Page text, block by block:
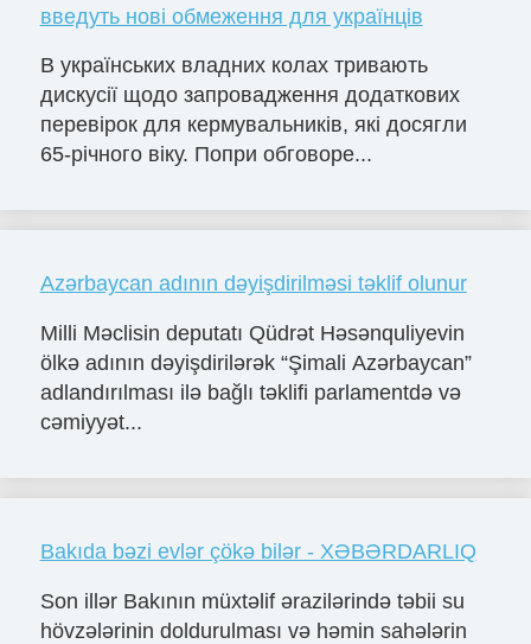
введуть нові обмеження для українців
В українських владних колах тривають
дискусії щодо запровадження додаткових
перевірок для кермувальників, які досягли
65-річного віку. Попри обговоре...
Azərbaycan adının dəyişdirilməsi təklif olunur
Milli Məclisin deputatı Qüdrət Həsənquliyevin
ölkə adının dəyişdirilərək “Şimali Azərbaycan”
adlandırılması ilə bağlı təklifi parlamentdə və
cəmiyyət...
Bakıda bəzi evlər çökə bilər - XƏBƏRDARLIQ
Son illər Bakının müxtəlif ərazilərində təbii su
hövzələrinin doldurulması və həmin sahələrin